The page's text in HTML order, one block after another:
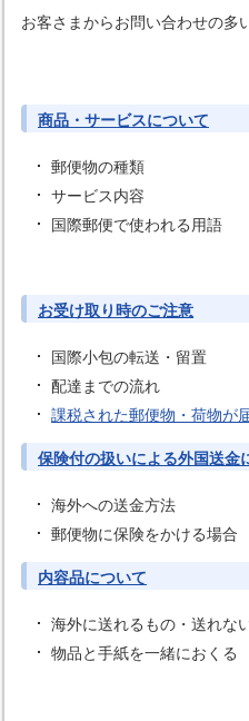
お客さまからお問い合わせの多
商品・サービスについて
郵便物の種類
サービス内容
国際郵便で使われる用語
お受け取り時のご注意
国際小包の転送・留置
配達までの流れ
課税された郵便物・荷物が
保険付の扱いによる外国送金
海外への送金方法
郵便物に保険をかける場合
内容品について
海外に送れるもの・送れな
物品と手紙を一緒におくる